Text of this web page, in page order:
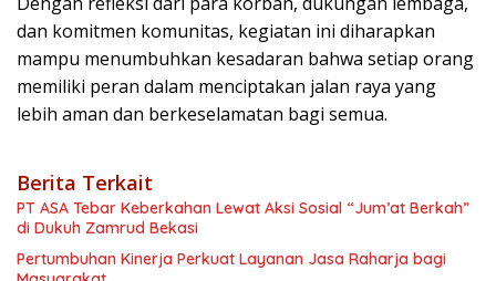
dan komitmen komunitas, kegiatan ini diharapkan
mampu menumbuhkan kesadaran bahwa setiap orang
memiliki peran dalam menciptakan jalan raya yang
lebih aman dan berkeselamatan bagi semua.
Berita Terkait
PT ASA Tebar Keberkahan Lewat Aksi Sosial “Jum’at Berkah”
di Dukuh Zamrud Bekasi
Pertumbuhan Kinerja Perkuat Layanan Jasa Raharja bagi